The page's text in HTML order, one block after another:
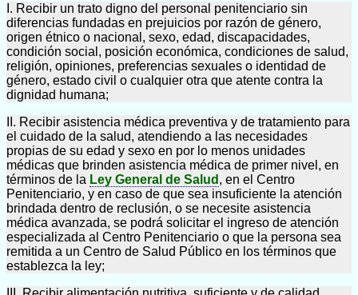
I. Recibir un trato digno del personal penitenciario sin
diferencias fundadas en prejuicios por razón de género,
origen étnico o nacional, sexo, edad, discapacidades,
condición social, posición económica, condiciones de salud,
religión, opiniones, preferencias sexuales o identidad de
género, estado civil o cualquier otra que atente contra la
dignidad humana;
II. Recibir asistencia médica preventiva y de tratamiento para
el cuidado de la salud, atendiendo a las necesidades
propias de su edad y sexo en por lo menos unidades
médicas que brinden asistencia médica de primer nivel, en
términos de la Ley General de Salud , en el Centro
Penitenciario, y en caso de que sea insuficiente la atención
brindada dentro de reclusión, o se necesite asistencia
médica avanzada, se podrá solicitar el ingreso de atención
especializada al Centro Penitenciario o que la persona sea
remitida a un Centro de Salud Público en los términos que
establezca la ley;